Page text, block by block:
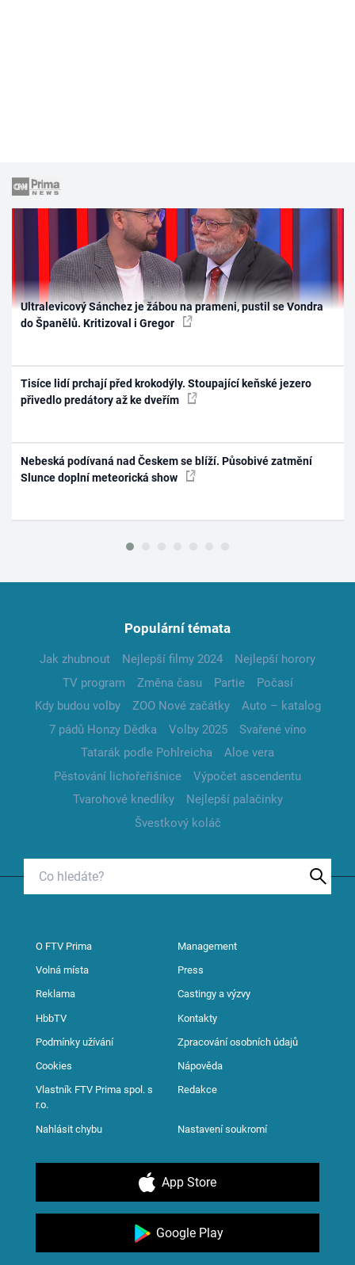
Ultralevicový Sánchez je žábou na prameni, pustil se Vondra
do Španělů. Kritizoval i Gregor
Tisíce lidí prchají před krokodýly. Stoupající keňské jezero
přivedlo predátory až ke dveřím
Nebeská podívaná nad Českem se blíží. Působivé zatmění
Slunce doplní meteorická show
Populární témata
Jak zhubnout Nejlepší filmy 2024
Nejlepší horory
TV program
Změna času Partie
Počasí
Kdy budou volby
ZOO Nové začátky
Auto – katalog
7 pádů Honzy Dědka
Volby 2025
Svařené víno
Tatarák podle Pohlreicha
Aloe vera
Pěstování lichořeřišnice
Výpočet ascendentu
Tvarohové knedlíky
Nejlepší palačinky
Švestkový koláč
O FTV Prima Management
Volná místa Press
Reklama Castingy a výzvy
HbbTV Kontakty
Podmínky užívání Zpracování osobních údajů
Cookies Nápověda
Vlastník FTV Prima spol. s
r.o.
Redakce
Nahlásit chybu Nastavení soukromí
App Store
Google Play